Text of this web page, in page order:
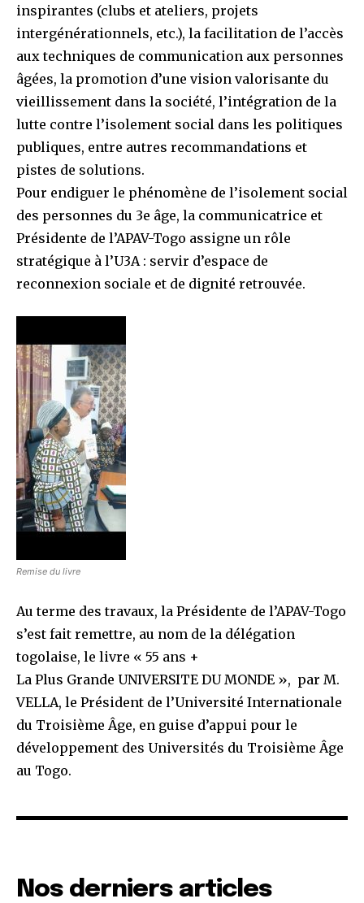
inspirantes (clubs et ateliers, projets
intergénérationnels, etc.), la facilitation de l’accès
aux techniques de communication aux personnes
âgées, la promotion d’une vision valorisante du
vieillissement dans la société, l’intégration de la
lutte contre l’isolement social dans les politiques
publiques, entre autres recommandations et
pistes de solutions.
Pour endiguer le phénomène de l’isolement social
des personnes du 3e âge, la communicatrice et
Présidente de l’APAV-Togo assigne un rôle
stratégique à l’U3A : servir d’espace de
reconnexion sociale et de dignité retrouvée.
Remise du livre
Au terme des travaux, la Présidente de l’APAV-Togo
s’est fait remettre, au nom de la délégation
togolaise, le livre « 55 ans +
La Plus Grande UNIVERSITE DU MONDE », par M.
VELLA, le Président de l’Université Internationale
du Troisième Âge, en guise d’appui pour le
développement des Universités du Troisième Âge
au Togo.
Nos derniers articles